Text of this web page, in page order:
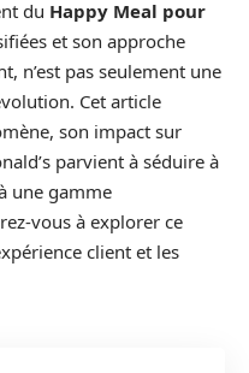
du Happy Meal pour
et son approche
n’est pas seulement une
Cet article
son impact sur
parvient à séduire à
une gamme
vous à explorer ce
client et les